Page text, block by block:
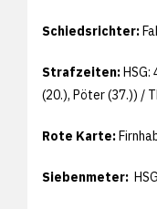
Schiedsrichter:
Strafzeiten:HSG:
(20.), Pöter (37.)) /
Rote Karte:
Siebenmeter: